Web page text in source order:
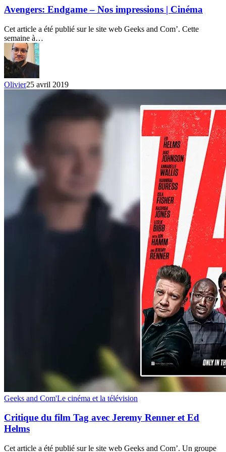
Nos
impressions
|
Cinéma
Avengers: Endgame – Nos impressions | Cinéma
Cet article a été publié sur le site web Geeks and Com’. Cette
semaine à…
Olivier25 avril 2019
Critique
film
Tag
avec
Geeks and Com'Le cinéma et la télévision
Critique du film Tag avec Jeremy Renner et Ed
Helms
Cet article a été publié sur le site web Geeks and Com’. Un groupe